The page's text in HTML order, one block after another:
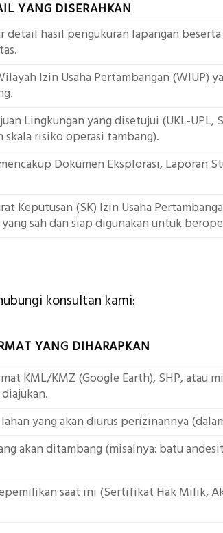
YANG DISERAHKAN
detail hasil pengukuran lapangan
Izin Usaha Pertambangan (WIUP)
Lingkungan yang disetujui (UKL-UPL,
skala risiko operasi tambang).
Dokumen Eksplorasi, Laporan
Keputusan (SK) Izin Usaha
sah dan siap digunakan untuk
konsultan kami:
YANG DIHARAPKAN
KML/KMZ (Google Earth), SHP, atau
yang akan diurus perizinannya
akan ditambang (misalnya: batu
saat ini (Sertifikat Hak Milik,